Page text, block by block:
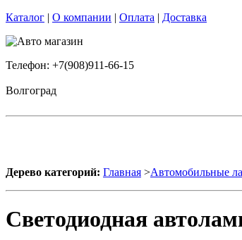
Каталог | О компании | Оплата | Доставка
Телефон: +7(908)911-66-15
Волгоград
Дерево категорий: Главная >Автомобильные
Светодиодная